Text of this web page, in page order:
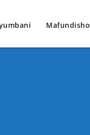
Mafundisho